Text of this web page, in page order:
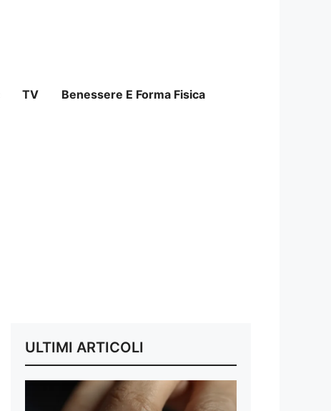
TV Benessere E Forma Fisica
ULTIMI ARTICOLI